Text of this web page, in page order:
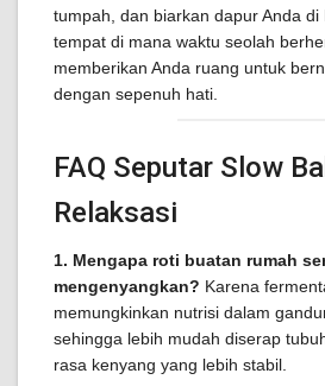
tumpah, dan biarkan dapur Anda di
tempat di mana waktu seolah
memberikan Anda ruang untuk
dengan sepenuh hati.
FAQ Seputar Slow
Relaksasi
1. Mengapa roti buatan rumah
mengenyangkan? Karena
memungkinkan nutrisi dalam
sehingga lebih mudah diserap
rasa kenyang yang lebih stabil.